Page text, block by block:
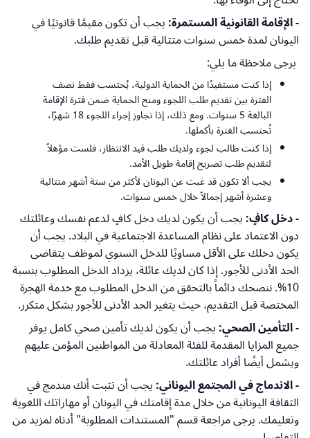
- الإقامة القانونية المستمرة:يجب أن تكون مقيمًا قانونيًا في
اليونان لمدة خمس سنوات متتالية قبل تقديم طلبك.
يرجى ملاحظة ما يلي:
إذا كنت مستفيدًا من الحماية الدولية، يُحتسب فقط نصف
الفترة بين تقديم طلب اللجوء ومنح الحماية ضمن فترة الإقامة
البالغة 5 سنوات. ومع ذلك، إذا تجاوز إجراء اللجوء 18 شهرًا،
تُحتسب الفترة بأكملها.
إذا كنت طالب لجوء ولديك طلب قيد الانتظار، فلست مؤهلاً
لتقديم طلب تصريح إقامة طويل الأمد.
يجب ألا تكون قد غبت عن اليونان لأكثر من ستة أشهر متتالية
وعشرة أشهر إجمالاً خلال خمس سنوات.
- دخل كافٍ:يجب أن يكون لديك دخل كافٍ لدعم نفسك وعائلتك
دون الاعتماد على نظام المساعدة الاجتماعية في البلاد. يجب أن
يكون دخلك على الأقل مساويًا للدخل السنوي لموظف يتقاضى
الحد الأدنى للأجور. إذا كان لديك عائلة، يزداد الدخل المطلوب بنسبة
10%. ننصحك دائماً بالتحقق من الدخل المطلوب مع خدمة الهجرة
المختصة قبل التقديم، حيث يتغير الحد الأدنى للأجور بشكل متكرر.
- التأمين الصحي:يجب أن يكون لديك تأمين صحي كامل يوفر
جميع المزايا المقدمة للفئة المعادلة من المواطنين المؤمن عليهم
ويشمل أيضًا أفراد عائلتك.
- الاندماج في المجتمع اليوناني:يجب أن تثبت أنك مندمج في
الثقافة اليونانية من خلال مدة إقامتك في اليونان أو مهاراتك اللغوية
وتعليمك. يرجى مراجعة قسم "المستندات المطلوبة" أدناه لمزيد من